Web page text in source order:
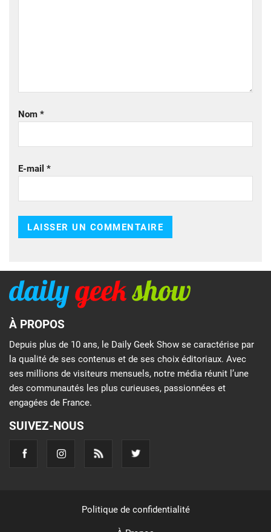
Nom *
E-mail *
À PROPOS
Depuis plus de 10 ans, le Daily Geek Show se caractérise par
la qualité de ses contenus et de ses choix éditoriaux. Avec
ses millions de visiteurs mensuels, notre média réunit l’une
des communautés les plus curieuses, passionnées et
engagées de France.
SUIVEZ-NOUS
Politique de confidentialité